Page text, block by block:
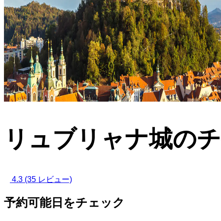
リュブリャナ城の
4.3 (35 レビュー)
予約可能日をチェック